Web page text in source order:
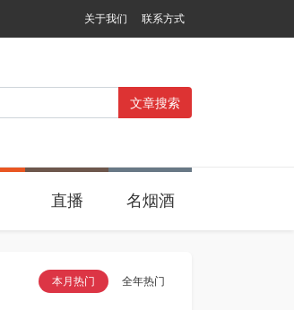
关于我们 联系方式
文章搜索
直播 名烟酒
本月热门 全年热门